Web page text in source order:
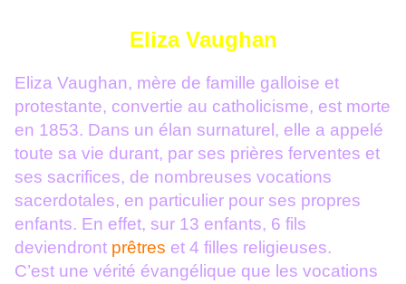
Eliza Vaughan
Eliza Vaughan, mère de famille galloise et
protestante, convertie au catholicisme, est morte
en 1853. Dans un élan surnaturel, elle a appelé
toute sa vie durant, par ses prières ferventes et
ses sacrifices, de nombreuses vocations
sacerdotales, en particulier pour ses propres
enfants. En effet, sur 13 enfants, 6 fils
deviendront prêtres et 4 filles religieuses.
C’est une vérité évangélique que les vocations